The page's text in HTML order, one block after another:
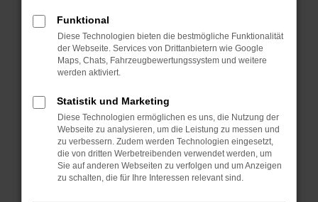
Prüfe deine Browsererweiterungen.
Manche Erweiterungen, wie Werbeblocker,
können das Laden bestimmter Seiten
anderen Browser oder in einem privaten
Fenster?
Starte dein Gerät neu.
Das kann manchmal helfen,
vorübergehende Probleme zu beheben.
Funktional
Diese Technologien bieten die bestmögliche Funktionalität
der Webseite. Services von Drittanbietern wie Google
Maps, Chats, Fahrzeugbewertungssystem und weitere
werden aktiviert.
Statistik und Marketing
Diese Technologien ermöglichen es uns, die Nutzung der
Webseite zu analysieren, um die Leistung zu messen und
zu verbessern. Zudem werden Technologien eingesetzt,
die von dritten Werbetreibenden verwendet werden, um
Sie auf anderen Webseiten zu verfolgen und um Anzeigen
zu schalten, die für Ihre Interessen relevant sind.